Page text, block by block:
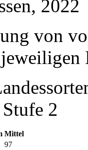
2022
von
2
Mittel
97